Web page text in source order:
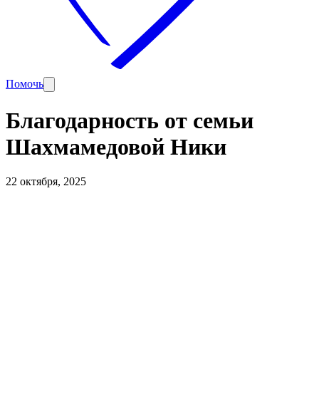
Помочь
Благодарность от семьи
Шахмамедовой Ники
22 октября, 2025